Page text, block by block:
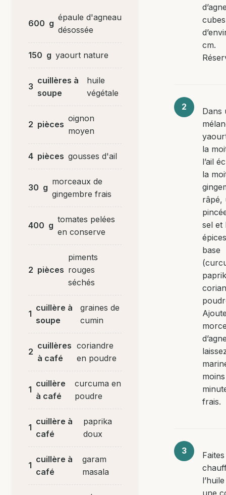
600 g
épaule d'agneau
désossée
150 g yaourt nature
3
cuillères à
soupe
huile
végétale
2 pièces
oignon
moyen
4 pièces gousses d'ail
30 g
morceaux de
gingembre frais
400 g
tomates pelées
en conserve
2 pièces
piments
rouges
séchés
1
cuillère à
soupe
graines de
cumin
2
cuillères
à café
coriandre
en poudre
1
cuillère
à café
curcuma en
poudre
1
cuillère à
café
paprika
doux
1
cuillère à
café
garam
masala
cubes
cm.
Dans
la
l’ail
la
râpé,
sel et
base
frais.
Faites
une